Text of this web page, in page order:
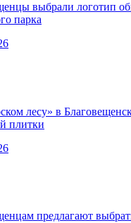
выбрали логотип
парка
лесу» в
плитки
предлагают